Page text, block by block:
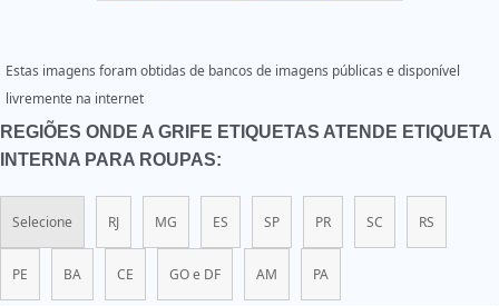
Estas imagens foram obtidas de bancos de imagens públicas e disponível
livremente na internet
REGIÕES ONDE A GRIFE ETIQUETAS ATENDE ETIQUETA
INTERNA PARA ROUPAS:
Selecione RJ MG ES SP PR SC RS
PE BA CE GO e DF AM PA